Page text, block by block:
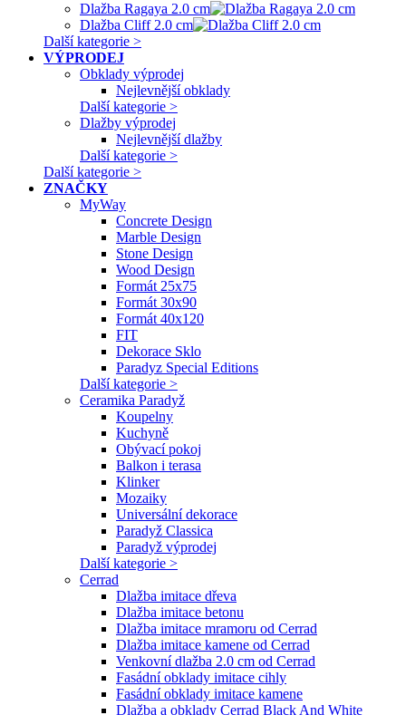
Dlažba Ragaya 2.0 cm
Dlažba Cliff 2.0 cm
Další kategorie >
VÝPRODEJ
Obklady výprodej
Nejlevnější obklady
Další kategorie >
Dlažby výprodej
Nejlevnější dlažby
Další kategorie >
Další kategorie >
ZNAČKY
MyWay
Concrete Design
Marble Design
Stone Design
Wood Design
Formát 25x75
Formát 30x90
Formát 40x120
FIT
Dekorace Sklo
Paradyz Special Editions
Další kategorie >
Ceramika Paradyž
Koupelny
Kuchyně
Obývací pokoj
Balkon i terasa
Klinker
Mozaiky
Universální dekorace
Paradyž Classica
Paradyž výprodej
Další kategorie >
Cerrad
Dlažba imitace dřeva
Dlažba imitace betonu
Dlažba imitace mramoru od Cerrad
Dlažba imitace kamene od Cerrad
Venkovní dlažba 2.0 cm od Cerrad
Fasádní obklady imitace cihly
Fasádní obklady imitace kamene
Dlažba a obklady Cerrad Black And White